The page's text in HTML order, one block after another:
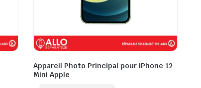
Appareil Photo Principal pour iPhone 12
Mini Apple